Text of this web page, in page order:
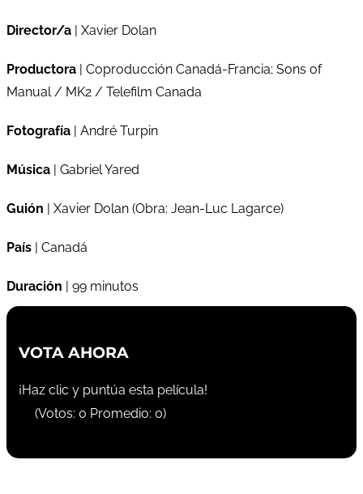
Director/a | Xavier Dolan
Productora | Coproducción Canadá-Francia; Sons of
Manual / MK2 / Telefilm Canada
Fotografía | André Turpin
Música | Gabriel Yared
Guión | Xavier Dolan (Obra: Jean-Luc Lagarce)
País | Canadá
Duración | 99 minutos
VOTA AHORA
¡Haz clic y puntúa esta película!
(Votos: 0 Promedio: 0)